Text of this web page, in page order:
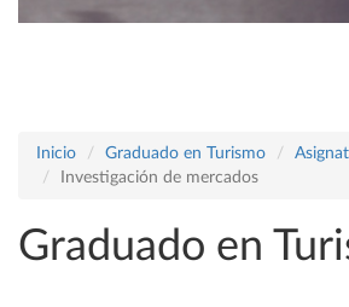
Inicio Graduado en Turismo
Investigación de mercados
Graduado en